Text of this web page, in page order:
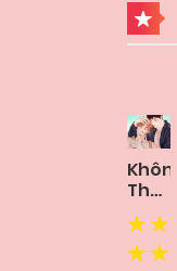
Không
Thể
Chung
Bước